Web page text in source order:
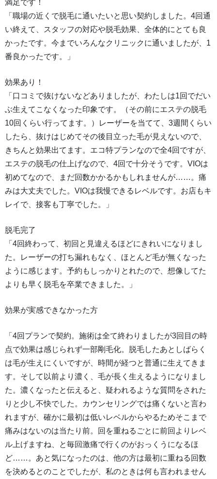
満足です！
「職場の近くで脱毛に通いたいと思い契約しました。4回通
い終えて、スタッフの対応や脱毛効果、全体的にとても良
かったです。今までいろんなクリニックに通いましたが、1
番良かったです。」
効果あり！
「口コミで抜けないなどありましたが、わたしは1回でだい
ぶ生えてこなくなった印象です。（その前にエステの脱毛
10回くらい行ってます。）レーザーを当てて、3週間くらい
したら、抜けはじめてその後目立った毛が見えないので、
きちんと効果出てます。エコ特プランなので全4回ですが、
エステの脱毛の仕上げなので、4回で十分そうです。VIOは
初めてなので、まだ回数かかるかもしれませんが……。痛
みは大丈夫でした。VIOは我慢できるレベルです。お店もキ
レイで、接客も丁寧でした。」
脱毛完了
「4回終わって、初回と見違えるほどにきれいになりまし
た。レーザーの打ち漏れもなく、ほとんど毛が無くなった
ように感じます。予約もしっかりとれたので、想像してた
よりも早く脱毛を卒業できました。」
効果が実感できなかった方
「4回プランで契約。施術は全て終わりましたが3回目の時
点で効果は感じられず一部剛毛化。脱毛したあとしばらく
は毛が生えにくいですが、時間が経つと普通に生えてきま
す。そして以前より濃く、毛が長く生えるようになりまし
た。濃くなったと伝えると、疑われるような質問をされた
りと少し不快でした。カウンセリングでは痛くないと言わ
れますが、確かに最初は低いレベルからやるためそこまで
痛みはないのは当たり前。回を重ねるごとに前回よりレベ
ル上げますね、と毎回激痛で行くのがおっくうになるほ
ど……。あと気になったのは、他の方は最初に重ねる回数
を決めるとのことでしたが、私のときは何も言われません